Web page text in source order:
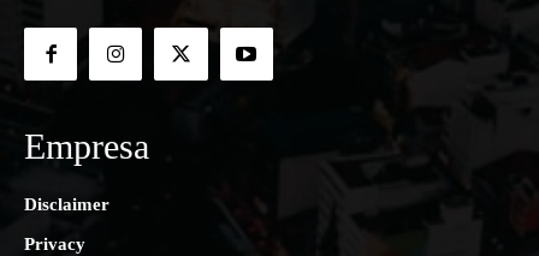
Empresa
Disclaimer
Privacy